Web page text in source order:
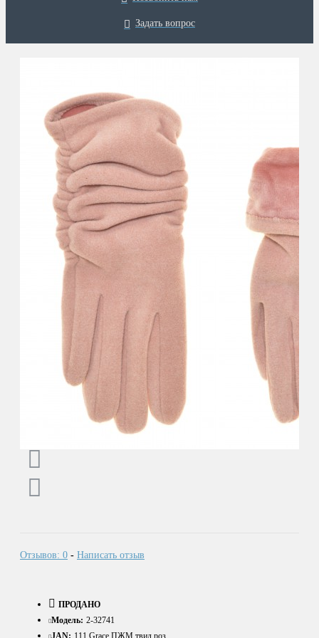
Задать вопрос
Отзывов: 0 - Написать отзыв
ПРОДАНО
Модель: 2-32741
JAN: 111 Grace ПЖМ твид роз